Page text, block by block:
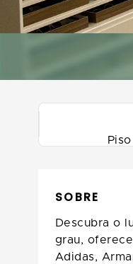
SOBRE
Descubra o
grau,
Adidas,